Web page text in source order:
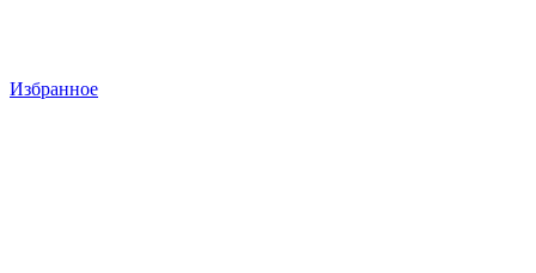
Избранное